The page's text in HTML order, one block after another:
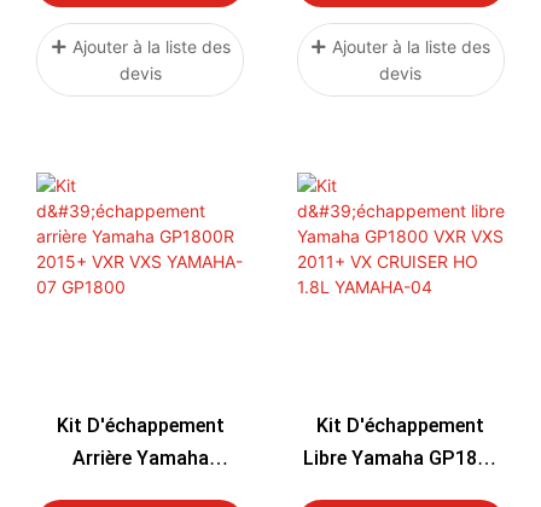
Ajouter à la liste des
devis
Ajouter à la liste des
devis
Kit D'échappement
Arrière Yamaha
Kit D'échappement
Libre Yamaha GP1800